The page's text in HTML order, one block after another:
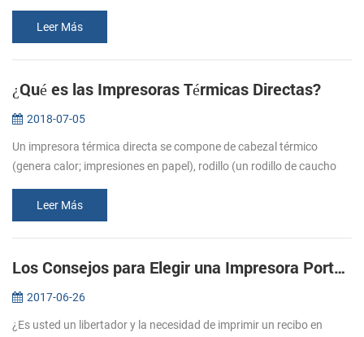
atención a ...
Leer Más
¿Qué es las Impresoras Térmicas Directas?
2018-07-05
Un impresora térmica directa se compone de cabezal térmico
(genera calor; impresiones en papel), rodillo (un rodillo de caucho
cabezal t...
Leer Más
Los Consejos para Elegir una Impresora Portátil de recibos
2017-06-26
¿Es usted un libertador y la necesidad de imprimir un recibo en